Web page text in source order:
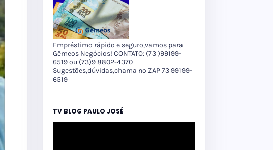
Empréstimo rápido e seguro,vamos para
Gêmeos Negócios! CONTATO: (73 )99199-
6519 ou (73)9 8802-4370
Sugestões,dúvidas,chama no ZAP 73 99199-
6519
TV BLOG PAULO JOSÉ